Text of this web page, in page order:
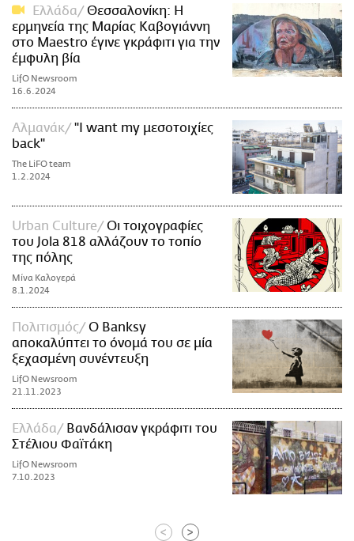
Ελλάδα
Θεσσαλονίκη: Η
ερμηνεία της Μαρίας Καβογιάννη
στο Maestro έγινε γκράφιτι για την
έμφυλη βία
LifO Newsroom
16.6.2024
Αλμανάκ
"I want my μεσοτοιχίες
back"
The LiFO team
1.2.2024
Urban Culture
Οι τοιχογραφίες
του Jola 818 αλλάζουν το τοπίο
της πόλης
Μίνα Καλογερά
8.1.2024
Πολιτισμός
Ο Banksy
αποκαλύπτει το όνομά του σε μία
ξεχασμένη συνέντευξη
LifO Newsroom
21.11.2023
Ελλάδα
Βανδάλισαν γκράφιτι του
Στέλιου Φαϊτάκη
LifO Newsroom
7.10.2023
< >